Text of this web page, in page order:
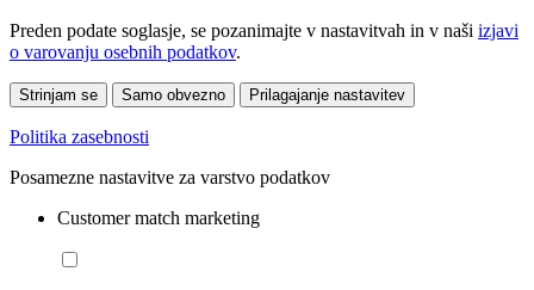
Preden podate soglasje, se pozanimajte v nastavitvah in v naši izjavi
o varovanju osebnih podatkov.
Strinjam se Samo obvezno Prilagajanje nastavitev
Politika zasebnosti
Posamezne nastavitve za varstvo podatkov
Customer match marketing